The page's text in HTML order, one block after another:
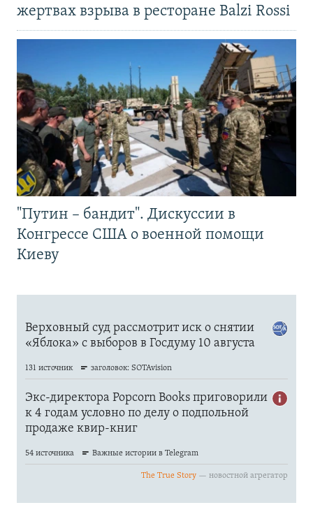
жертвах взрыва в ресторане Balzi Rossi
"Путин – бандит". Дискуссии в
Конгрессе США о военной помощи
Киеву